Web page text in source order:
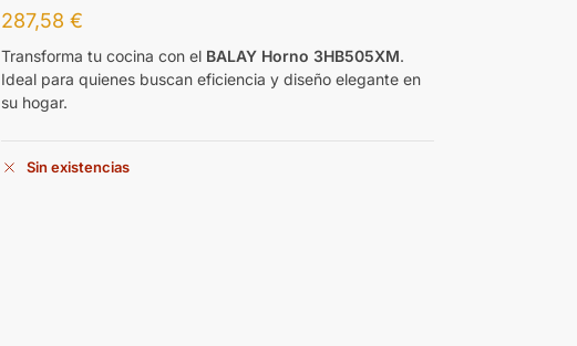
287,58€
Transforma tu cocina con el BALAY Horno 3HB505XM.
Ideal para quienes buscan eficiencia y diseño elegante en
su hogar.
Sin existencias